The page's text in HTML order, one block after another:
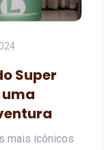
Super
mais icônicos